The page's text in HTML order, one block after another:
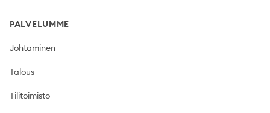
PALVELUMME
Johtaminen
Talous
Tilitoimisto